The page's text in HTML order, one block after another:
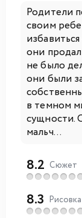
Родители
своим
они
не было
они были
в темном
сущности.
мальч...
8.2 Сюжет
8.3 Рисовка